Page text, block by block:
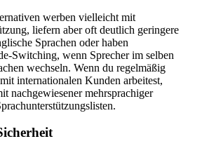
werben vielleicht mit
liefern aber oft deutlich geringere
Sprachen oder haben
Switching, wenn Sprecher im selben
wechseln. Wenn du regelmäßig
internationalen Kunden arbeitest,
nachgewiesener mehrsprachiger